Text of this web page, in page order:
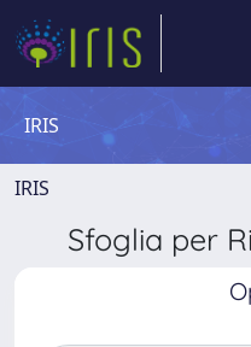
IRIS
IRIS
Sfoglia per